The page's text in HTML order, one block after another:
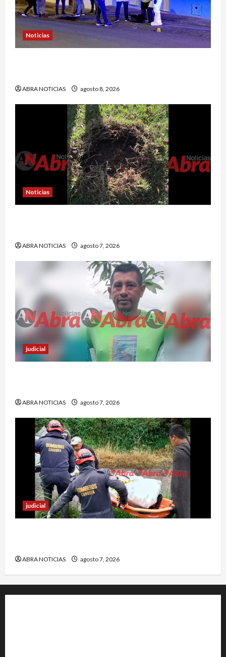
Noticias
ABRA NOTICIAS agosto 8, 2026
Noticias
ABRA NOTICIAS agosto 7, 2026
judicial
ABRA NOTICIAS agosto 7, 2026
judicial
ABRA NOTICIAS agosto 7, 2026